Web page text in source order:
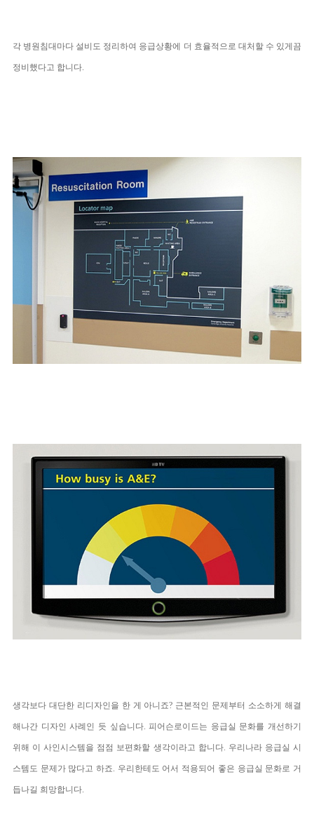
각 병원침대마다 설비도 정리하여 응급상황에 더 효율적으로 대처할 수 있게끔
정비했다고 합니다.
생각보다 대단한 리디자인을 한 게 아니죠? 근본적인 문제부터 소소하게 해결
해나간 디자인 사례인 듯 싶습니다. 피어슨로이드는 응급실 문화를 개선하기
위해 이 사인시스템을 점점 보편화할 생각이라고 합니다. 우리나라 응급실 시
스템도 문제가 많다고 하죠. 우리한테도 어서 적용되어 좋은 응급실 문화로 거
듭나길 희망합니다.